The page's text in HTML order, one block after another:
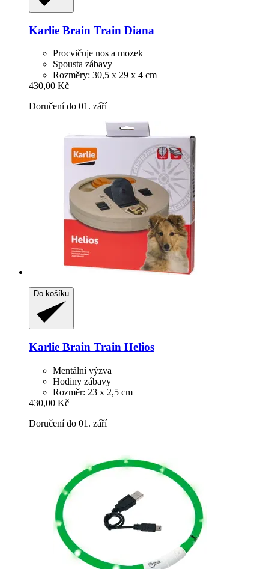
Karlie Brain Train Diana
Procvičuje nos a mozek
Spousta zábavy
Rozměry: 30,5 x 29 x 4 cm
430,00 Kč
Doručení do 01. září
Do košíku
Karlie Brain Train Helios
Mentální výzva
Hodiny zábavy
Rozměr: 23 x 2,5 cm
430,00 Kč
Doručení do 01. září